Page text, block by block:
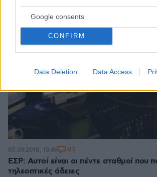
Google consents
CONFIRM
Data Deletion Data Access
ΕΣΡ: Αυτοί είναι οι πέντε σταθμοί που
τηλεοπτικές άδειες
05.09.2018, 13:46 83